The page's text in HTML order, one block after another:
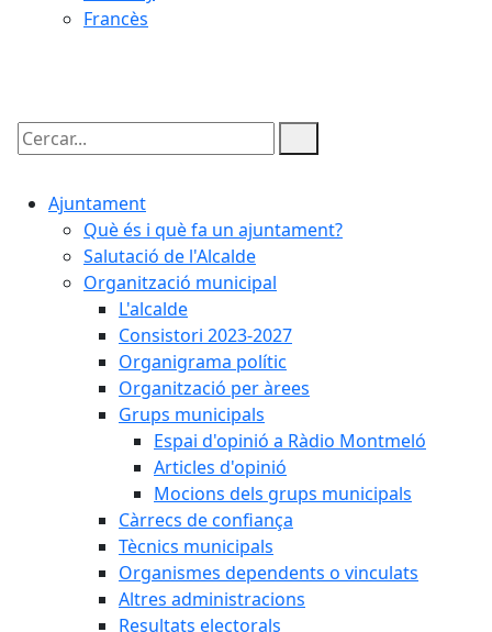
Francès
Cercar:
Ajuntament
Què és i què fa un ajuntament?
Salutació de l'Alcalde
Organització municipal
L'alcalde
Consistori 2023-2027
Organigrama polític
Organització per àrees
Grups municipals
Espai d'opinió a Ràdio Montmeló
Articles d'opinió
Mocions dels grups municipals
Càrrecs de confiança
Tècnics municipals
Organismes dependents o vinculats
Altres administracions
Resultats electorals